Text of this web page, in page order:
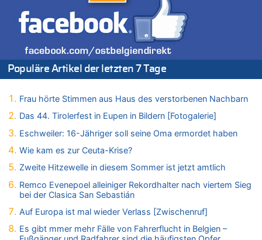
06.08.2026 - 17:23 von Hans L. zu
Zweite Hitzewelle in diesem Sommer ist jetzt amtlich
06.08.2026 - 17:21 von Dax zu
Zweite Hitzewelle in diesem Sommer ist jetzt amtlich
06.08.2026 - 17:01 von Wahlstimme? zu
FIFA-Spitze demonstriert Einigkeit trotz Kritik und neuer
06.08.2026 - 16:53 von Frage zu
Zweite Hitzewelle in diesem Sommer ist jetzt amtlich
06.08.2026 - 16:39 von Noah Parmentier zu
Zweite Hitzewelle in diesem Sommer ist jetzt amtlich
06.08.2026 - 16:10 von Dax zu
Wasserstand des Rheins in NRW so niedrig wie noch nie
06.08.2026 - 15:51 von SuperBoy zu
Eschweiler: 16-Jähriger soll seine Oma ermordet haben
Populäre Artikel der letzten 7 Tage
Frau hörte Stimmen aus Haus des verstorbenen Nachbarn
Das 44. Tirolerfest in Eupen in Bildern [Fotogalerie]
Eschweiler: 16-Jähriger soll seine Oma ermordet haben
Wie kam es zur Ceuta-Krise?
Zweite Hitzewelle in diesem Sommer ist jetzt amtlich
Remco Evenepoel alleiniger Rekordhalter nach viertem Sieg
bei der Clasica San Sebastián
Auf Europa ist mal wieder Verlass [Zwischenruf]
Es gibt mmer mehr Fälle von Fahrerflucht in Belgien –